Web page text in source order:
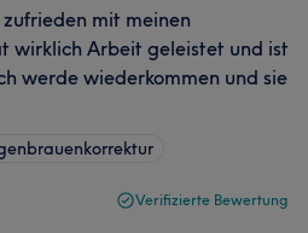
zufrieden mit meinen
wirklich Arbeit geleistet und ist
werde wiederkommen und sie
Verifizierte Bewertung